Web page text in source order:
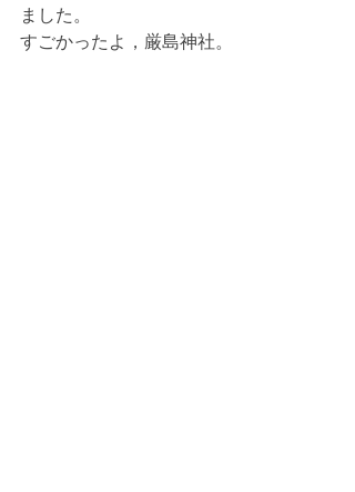
ました。
すごかったよ，厳島神社。